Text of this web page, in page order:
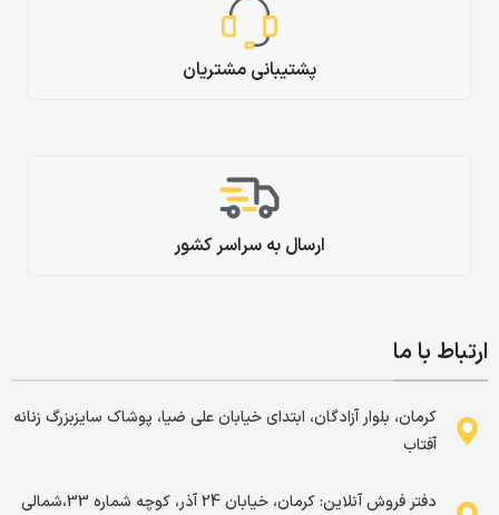
پشتیبانی مشتریان
ارسال به سراسر کشور
ارتباط با ما
کرمان، بلوار آزادگان، ابتدای خیابان علی ضیا، پوشاک سایزبزرگ زنانه
آفتاب
دفتر فروش آنلاین: کرمان، خیابان 24 آذر، کوچه شماره 33،شمالی